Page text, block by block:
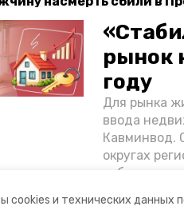
cookies и технических данных
рынок
году
Для рынка
ввода
Кавминвод.
округах
Предгорного
лобового
ставрополье